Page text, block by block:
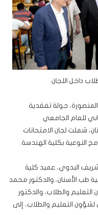
داخل اللجان
جولة تفقدية
للعام الجامعي
شملت لجان الامتحانات
النوعية بكلية الهندسة.
شريف البدوي، عميد كلية
طب الأسنان، والدكتور محمد
والطلاب، والدكتور
التعليم والطلاب، إلى